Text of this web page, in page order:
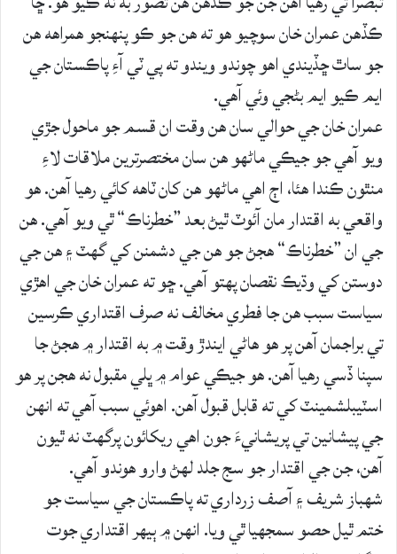
ڪڏهن عمران خان سوچيو هو ته هن جو ڪو پنهنجو همراهه هن
جو ساٿ ڇڏيندي اهو چوندو ويندو ته پي ٽي آءِ پاڪستان جي
ايم ڪيو ايم بڻجي وئي آهي.
عمران خان جي حوالي سان هن وقت ان قسم جو ماحول جڙي
ويو آهي جو جيڪي ماڻهو هن سان مختصرترين ملاقات لاءِ
منٿون ڪندا هئا، اڄ اهي ماڻهو هن کان ٽاهه کائي رهيا آهن. هو
واقعي به اقتدار مان آئوٽ ٿيڻ بعد ”خطرناڪ“ ٿي ويو آهي. هن
جي ان ”خطرناڪ“ هجڻ جو هن جي دشمنن کي گهٽ ۽ هن جي
دوستن کي وڌيڪ نقصان پهتو آهي. ڇو ته عمران خان جي اهڙي
سياست سبب هن جا فطري مخالف نه صرف اقتداري ڪرسين
تي براجمان آهن پر هو هاڻي ايندڙ وقت ۾ به اقتدار ۾ هجڻ جا
سپنا ڏسي رهيا آهن. هو جيڪي عوام ۾ ڀلي مقبول نه هجن پر هو
اسٽيبلشمينٽ کي ته قابل قبول آهن. اهوئي سبب آهي ته انهن
جي پيشانين تي پريشانيءَ جون اهي ريکائون پرگهٽ نه ٿيون
آهن، جن جي اقتدار جو سج جلد لهڻ وارو هوندو آهي.
شهباز شريف ۽ آصف زرداري ته پاڪستان جي سياست جو
ختم ٿيل حصو سمجهيا ٿي ويا. انهن ۾ ٻيهر اقتداري جوت